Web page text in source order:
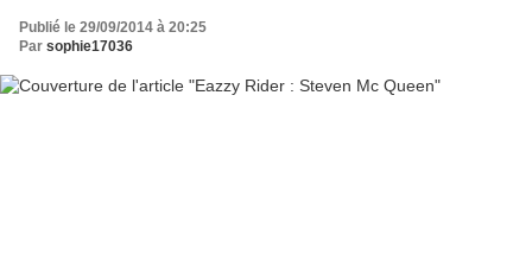
Publié le 29/09/2014 à 20:25
Par sophie17036